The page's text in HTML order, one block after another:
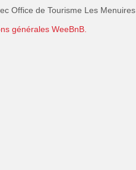
Office de Tourisme Les Menuires
générales WeeBnB.